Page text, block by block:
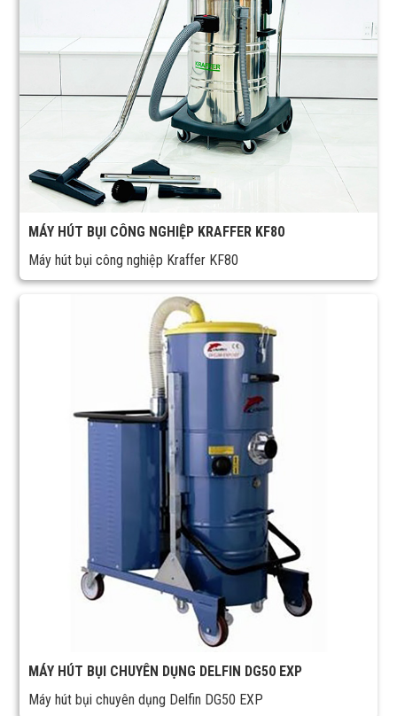
MÁY HÚT BỤI CÔNG NGHIỆP KRAFFER KF80
Máy hút bụi công nghiệp Kraffer KF80
MÁY HÚT BỤI CHUYÊN DỤNG DELFIN DG50 EXP
Máy hút bụi chuyên dụng Delfin DG50 EXP